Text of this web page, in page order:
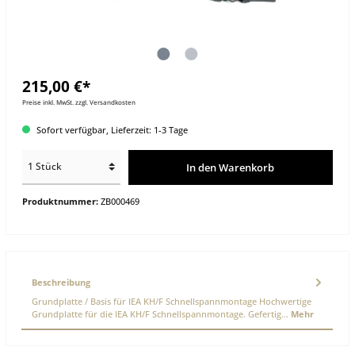
215,00 €*
Preise inkl. MwSt. zzgl. Versandkosten
Sofort verfügbar, Lieferzeit: 1-3 Tage
In den Warenkorb
Produktnummer: ZB000469
Beschreibung
Grundplatte / Basis für IEA KH/F Schnellspannmontage Hochwertige
Grundplatte für die IEA KH/F Schnellspannmontage. Gefertig… Mehr